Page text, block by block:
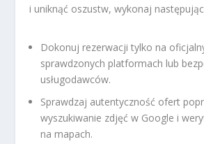
i uniknąć oszustw, wykonaj
Dokonuj rezerwacji tylko na
sprawdzonych platformach lub
usługodawców.
Sprawdzaj autentyczność ofert
wyszukiwanie zdjęć w Google i
na mapach.